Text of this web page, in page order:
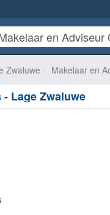
Zwaluwe Makelaar en
Lage Zwaluwe